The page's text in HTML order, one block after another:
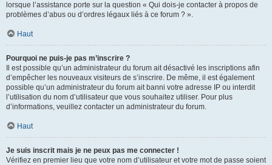
lorsque l’assistance porte sur la question « Qui dois-je contacter à propos de
problèmes d’abus ou d’ordres légaux liés à ce forum ? ».
Haut
Pourquoi ne puis-je pas m’inscrire ?
Il est possible qu’un administrateur du forum ait désactivé les inscriptions afin
d’empêcher les nouveaux visiteurs de s’inscrire. De même, il est également
possible qu’un administrateur du forum ait banni votre adresse IP ou interdit
l’utilisation du nom d’utilisateur que vous souhaitez utiliser. Pour plus
d’informations, veuillez contacter un administrateur du forum.
Haut
Je suis inscrit mais je ne peux pas me connecter !
Vérifiez en premier lieu que votre nom d’utilisateur et votre mot de passe soient